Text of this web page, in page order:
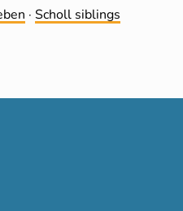
· Scholl siblings